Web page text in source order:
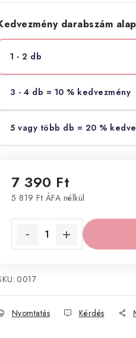
darabszám
1 - 2 db
3 - 4 db = 10 % kedvezmény
5 vagy több db = 20 %
7 390 Ft
5 819 Ft ÁFA nélkül
0017
Nyomtatás Kérdés